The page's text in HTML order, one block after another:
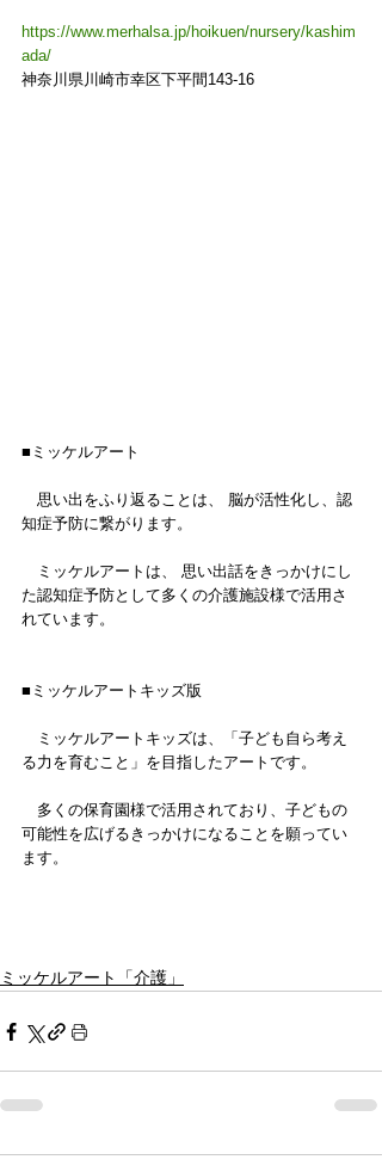
https://www.merhalsa.jp/hoikuen/nursery/kashim
ada/
神奈川県川崎市幸区下平間143-16
■ミッケルアート
思い出をふり返ることは、 脳が活性化し、認
知症予防に繋がります。
ミッケルアートは、 思い出話をきっかけにし
た認知症予防として多くの介護施設様で活用さ
れています。
■ミッケルアートキッズ版
ミッケルアートキッズは、「子ども自ら考え
る力を育むこと」を目指したアートです。
多くの保育園様で活用されており、子どもの
可能性を広げるきっかけになることを願ってい
ます。
ミッケルアート「介護」